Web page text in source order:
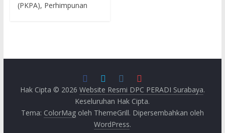
(PKPA), Perhimpunan
Hak Cipta © 2026 Website Resmi DPC PERADI Surabaya.
Keseluruhan Hak Cipta.
Tema: ColorMagoleh ThemeGrill. Dipersembahkan oleh
WordPress.